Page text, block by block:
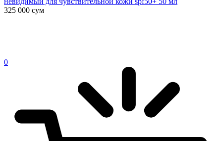
325 000 сум
0